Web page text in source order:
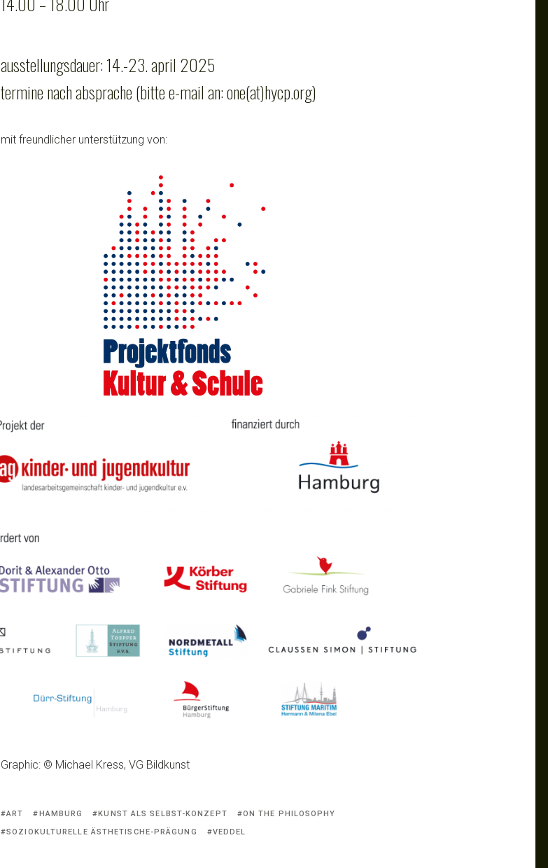
ausstellungsdauer: 14.-23. april 2025
termine nach absprache (bitte e-mail an: one(at)hycp.org)
mit freundlicher unterstützung von:
Graphic: © Michael Kress, VG Bildkunst
ART HAMBURG KUNST ALS SELBST-KONZEPT
ON THE PHILOSOPHY
SOZIOKULTURELLE ÄSTHETISCHE-PRÄGUNG
VEDDEL